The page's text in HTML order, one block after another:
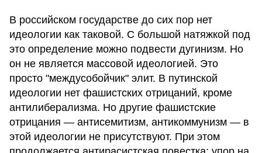
В российском государстве до сих пор нет
идеологии как таковой. С большой натяжкой под
это определение можно подвести дугинизм. Но
он не является массовой идеологией. Это
просто "междусобойчик" элит. В путинской
идеологии нет фашистских отрицаний, кроме
антилиберализма. Но другие фашистские
отрицания — антисемитизм, антикоммунизм — в
этой идеологии не присутствуют. При этом